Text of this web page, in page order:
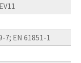
7; EN 61851-1